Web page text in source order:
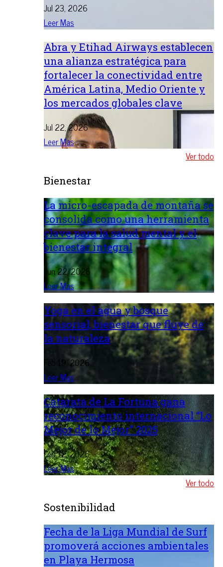
Jul 23, 2026
Leer Mas
Abra y Etihad Airways establecen
una alianza estratégica para
fortalecer la conectividad entre
América Latina, Medio Oriente y
los mercados globales clave
Jul 22, 2026
Leer Mas
Ver todo
Bienestar
La micro-escapada de montaña se
consolida como una herramienta
clave para la salud mental y el
bienestar integral
Jun 22, 2026
Leer Mas
Yoga en el agua y bosque
sensorial, bienestar que fluye de
la naturaleza
Feb 19, 2026
Leer Mas
Catarata de La Fortuna gana
reconocimiento internacional “Lo
Mejor de lo Mejor” 2025
Feb 12, 2026
Leer Mas
Ver todo
Sostenibilidad
Fecha de la Liga Mundial de Surf
promoverá acciones ambientales
en Playa Hermosa